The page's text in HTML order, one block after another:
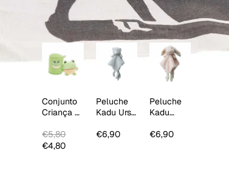
Conjunto
Criança 2
€5,80
€4,80
Peluche
Kadu Urso
€6,90
Peluche
Kadu
Salmão
€6,90